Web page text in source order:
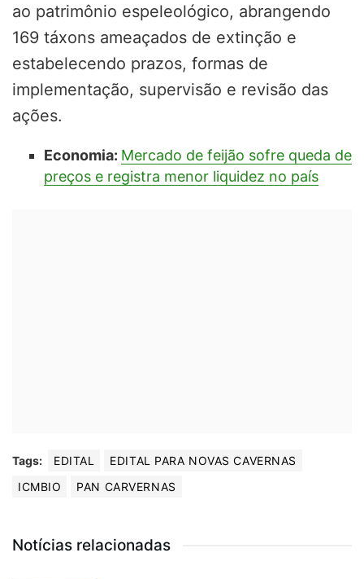
ao patrimônio espeleológico, abrangendo
169 táxons ameaçados de extinção e
estabelecendo prazos, formas de
implementação, supervisão e revisão das
ações.
Economia: Mercado de feijão sofre queda de
preços e registra menor liquidez no país
Tags: EDITAL
EDITAL PARA NOVAS CAVERNAS
ICMBIO
PAN CARVERNAS
Notícias relacionadas